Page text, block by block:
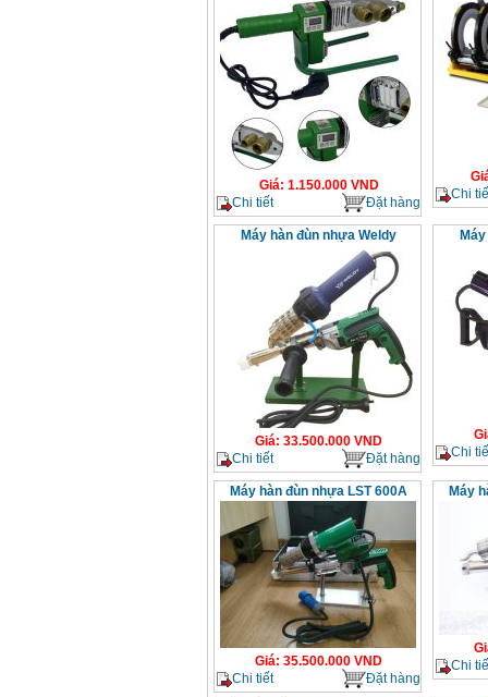
Giá: 1.150.000VND
Chi tiết
Đặt hàng
Chi
Máy hàn đùn nhựa Weldy
Giá: 33.500.000 VND
Chi tiết
Đặt hàng
Chi
Máy hàn đùn nhựa LST 600A
Giá: 35.500.000 VND
Chi tiết
Đặt hàng
Máy
Chi